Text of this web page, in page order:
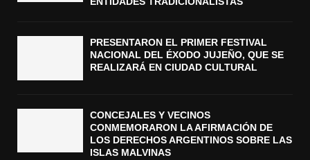
PRESENTARON EL PRIMER FESTIVAL
NACIONAL DEL ÉXODO JUJEÑO, QUE SE
REALIZARÁ EN CIUDAD CULTURAL
CONCEJALES Y VECINOS
CONMEMORARON LA AFIRMACIÓN DE
LOS DERECHOS ARGENTINOS SOBRE LAS
ISLAS MALVINAS